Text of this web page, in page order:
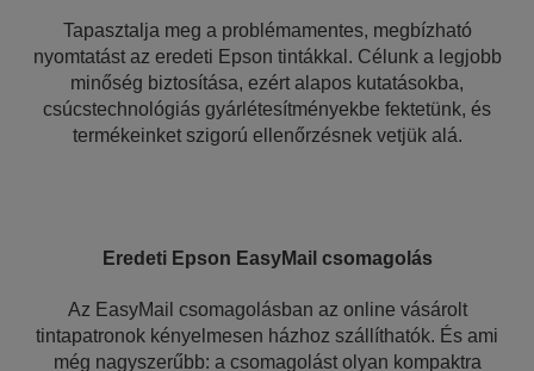
Tapasztalja meg a problémamentes, megbízható
nyomtatást az eredeti Epson tintákkal. Célunk a legjobb
minőség biztosítása, ezért alapos kutatásokba,
csúcstechnológiás gyárlétesítményekbe fektetünk, és
termékeinket szigorú ellenőrzésnek vetjük alá.
Eredeti Epson EasyMail csomagolás
Az EasyMail csomagolásban az online vásárolt
tintapatronok kényelmesen házhoz szállíthatók. És ami
még nagyszerűbb: a csomagolást olyan kompaktra